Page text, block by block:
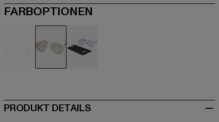
FARBOPTIONEN
PRODUKT DETAILS